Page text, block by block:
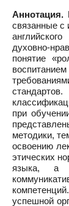
Аннотация.
связанные с
духовно-
понятие
при
методики,
освоению
этических
языка, а
успешной